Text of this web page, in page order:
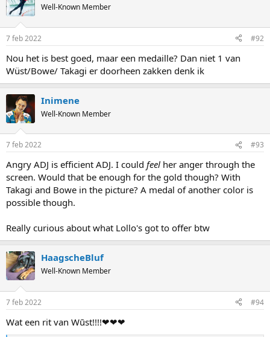
Well-Known Member
7 feb 2022 #92
Nou het is best goed, maar een medaille? Dan niet 1 van
Wüst/Bowe/ Takagi er doorheen zakken denk ik
Inimene
Well-Known Member
7 feb 2022 #93
Angry ADJ is efficient ADJ. I could feel her anger through the
screen. Would that be enough for the gold though? With
Takagi and Bowe in the picture? A medal of another color is
possible though.
Really curious about what Lollo's got to offer btw
HaagscheBluf
Well-Known Member
7 feb 2022 #94
Wat een rit van Wūst!!!!❤❤❤